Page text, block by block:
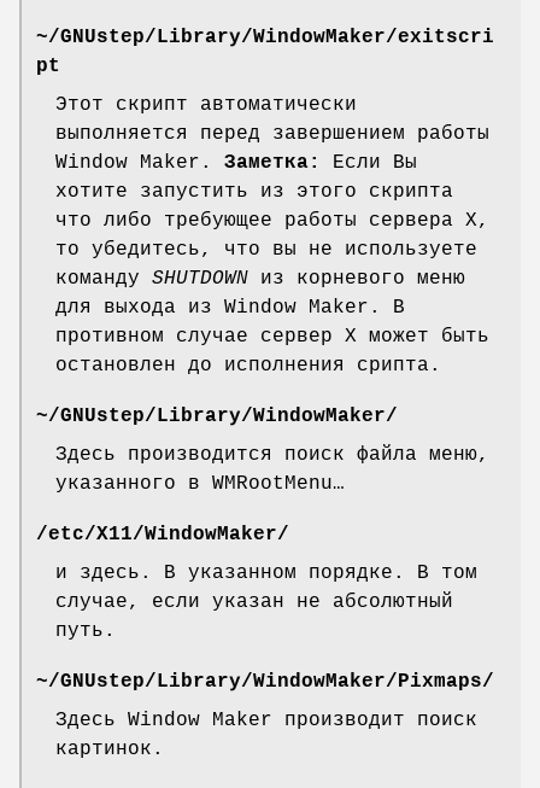
~/GNUstep/Library/WindowMaker/exitscri
pt
Этот скрипт автоматически
выполняется перед завершением работы
Window Maker. Заметка:
Если Вы
хотите запустить из этого скрипта
что либо требующее работы сервера X,
то убедитесь, что вы не используете
команду SHUTDOWN из корневого меню
для выхода из Window Maker. В
противном случае сервер X может быть
остановлен до исполнения срипта.
~/GNUstep/Library/WindowMaker/
Здесь производится поиск файла меню,
указанного в WMRootMenu…
/etc/X11/WindowMaker/
и здесь. В указанном порядке. В том
случае, если указан не абсолютный
путь.
~/GNUstep/Library/WindowMaker/Pixmaps/
Здесь Window Maker производит поиск
картинок.